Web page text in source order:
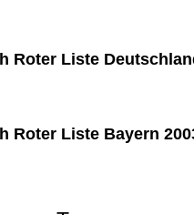
Roter Liste
Roter Liste Bayern